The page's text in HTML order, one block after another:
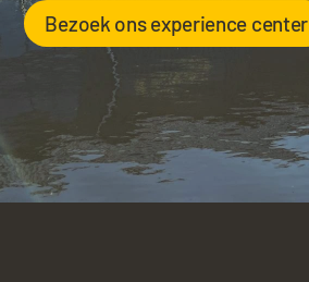
Bezoek ons experience center